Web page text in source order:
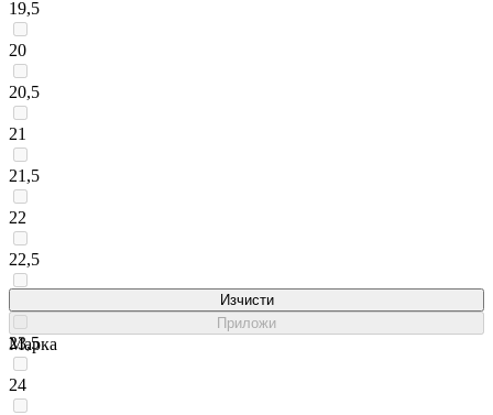
19,5
20
20,5
21
21,5
22
22,5
23,5
24
Изчисти
Приложи
Марка